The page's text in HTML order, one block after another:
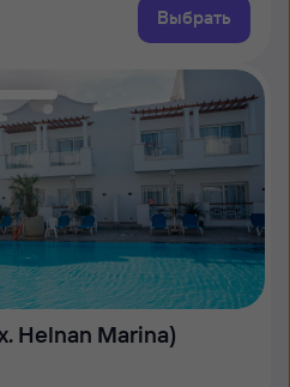
Выбрать
Helnan Marina)